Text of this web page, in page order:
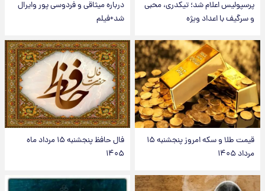
پرسپولیس اعلام شد؛ تیکدری، محبی
و سرگیف با اعداد ویژه
درباره میثاقی و فردوسی پور وایرال
شد+فیلم
قیمت طلا و سکه امروز پنجشنبه ۱۵
مرداد ۱۴۰۵
فال حافظ پنجشنبه ۱۵ مرداد ماه
۱۴۰۵